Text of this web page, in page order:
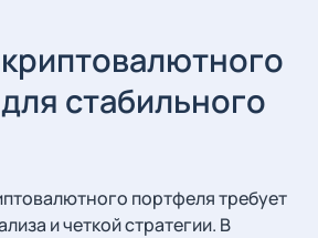
стабильного
портфеля требует
и четкой стратегии. В